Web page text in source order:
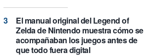
El manual original del Legend of
Zelda de Nintendo muestra cómo se
acompañaban los juegos antes de
que todo fuera digital